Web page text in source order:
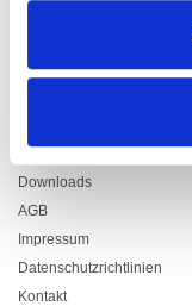
Zürcherstrasse 37
LINKS
Downloads
AGB
Impressum
Datenschutzrichtlinien
Kontakt